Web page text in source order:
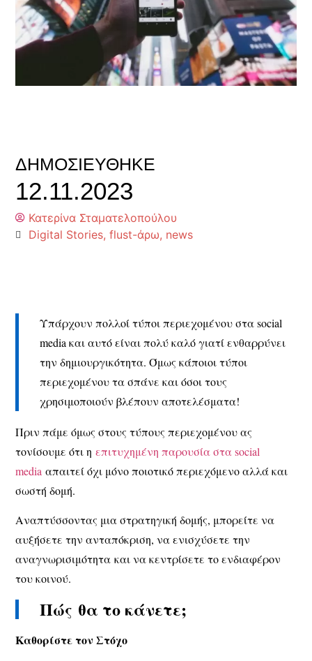
ΔΗΜΟΣΙΕΎΘΗΚΕ
12.11.2023
Κατερίνα Σταματελοπούλου
Digital Stories,flust-άρω, news
Υπάρχουν πολλοί τύποι περιεχομένου στα social
media και αυτό είναι πολύ καλό γιατί ενθαρρύνει
την δημιουργικότητα. Όμως κάποιοι τύποι
περιεχομένου τα σπάνε και όσοι τους
χρησιμοποιούν βλέπουν αποτελέσματα!
Πριν πάμε όμως στους τύπους περιεχομένου ας
τονίσουμε ότι ηεπιτυχημένη παρουσία στα social
media απαιτεί όχι μόνο ποιοτικό περιεχόμενο αλλά και
σωστή δομή.
Αναπτύσσοντας μια στρατηγική δομής, μπορείτε να
αυξήσετε την ανταπόκριση, να ενισχύσετε την
αναγνωρισιμότητα και να κεντρίσετε το ενδιαφέρον
του κοινού.
Πώς θα το κάνετε;
Καθορίστε τον Στόχο